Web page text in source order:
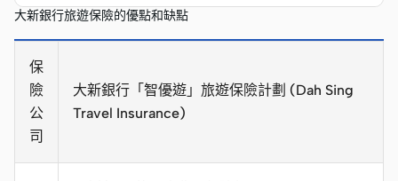
大新銀行旅遊保險的優點和缺點
保
險
公
司
大新銀行「智優遊」旅遊保險計劃 (Dah Sing
Travel Insurance)